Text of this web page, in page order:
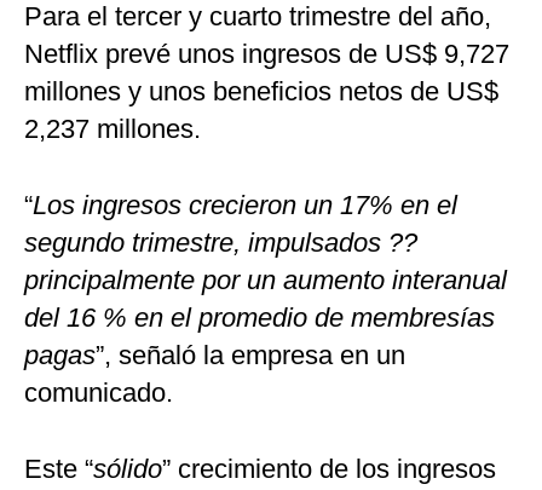
Para el tercer y cuarto trimestre del año,
Netflix prevé unos ingresos de US$ 9,727
millones y unos beneficios netos de US$
2,237 millones.
“Los ingresos crecieron un 17% en el
segundo trimestre, impulsados ??
principalmente por un aumento interanual
del 16 % en el promedio de membresías
pagas”, señaló la empresa en un
comunicado.
Este “sólido” crecimiento de los ingresos